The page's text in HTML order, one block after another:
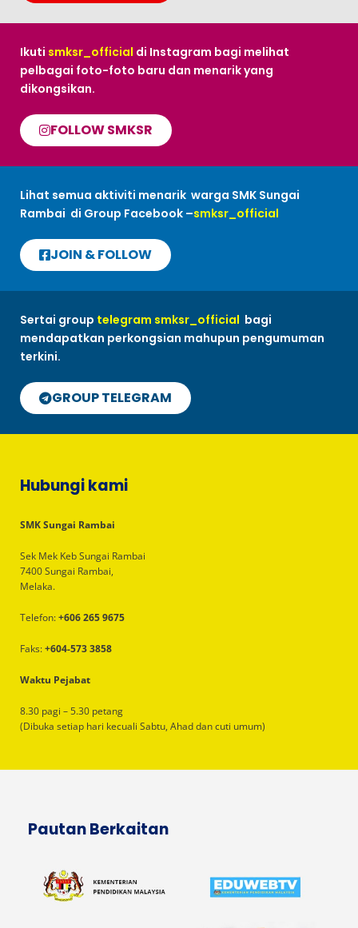
Ikuti smksr_official di Instagram bagi melihat
pelbagai foto-foto baru dan menarik yang
dikongsikan.
FOLLOW SMKSR
Lihat semua aktiviti menarik warga SMK Sungai
Rambai di Group Facebook –smksr_official
JOIN & FOLLOW
Sertai group telegram smksr_official bagi
mendapatkan perkongsian mahupun pengumuman
terkini.
GROUP TELEGRAM
Hubungi kami
SMK Sungai Rambai
Sek Mek Keb Sungai Rambai
7400 Sungai Rambai,
Melaka.
Telefon:+606 265 9675
Faks:+604-573 3858
Waktu Pejabat
8.30 pagi – 5.30 petang
(Dibuka setiap hari kecuali Sabtu, Ahad dan cuti umum)
Pautan Berkaitan